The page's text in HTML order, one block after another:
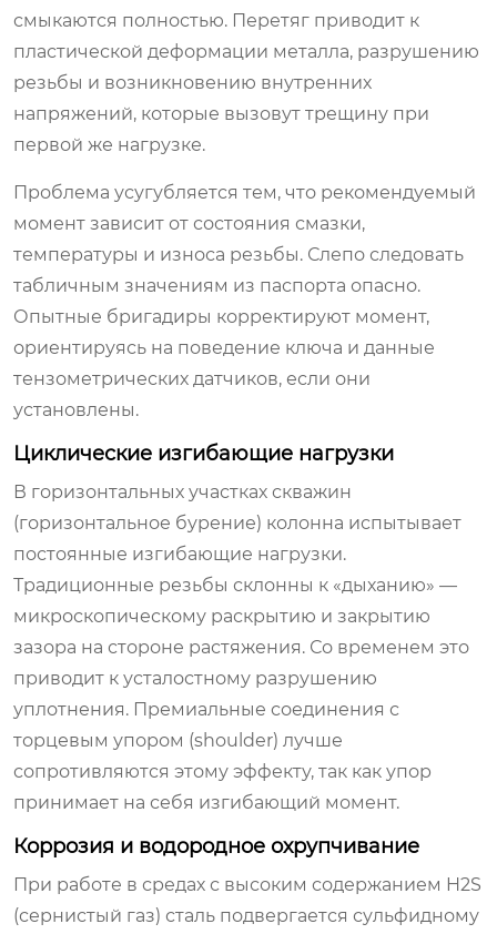
смыкаются полностью. Перетяг приводит к
пластической деформации металла, разрушению
резьбы и возникновению внутренних
напряжений, которые вызовут трещину при
первой же нагрузке.
Проблема усугубляется тем, что рекомендуемый
момент зависит от состояния смазки,
температуры и износа резьбы. Слепо следовать
табличным значениям из паспорта опасно.
Опытные бригадиры корректируют момент,
ориентируясь на поведение ключа и данные
тензометрических датчиков, если они
установлены.
Циклические изгибающие нагрузки
В горизонтальных участках скважин
(горизонтальное бурение) колонна испытывает
постоянные изгибающие нагрузки.
Традиционные резьбы склонны к «дыханию» —
микроскопическому раскрытию и закрытию
зазора на стороне растяжения. Со временем это
приводит к усталостному разрушению
уплотнения. Премиальные соединения с
торцевым упором (shoulder) лучше
сопротивляются этому эффекту, так как упор
принимает на себя изгибающий момент.
Коррозия и водородное охрупчивание
При работе в средах с высоким содержанием H2S
(сернистый газ) сталь подвергается сульфидному